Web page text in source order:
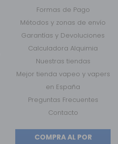
Formas de Pago
Métodos y zonas de envío
Garantías y Devoluciones
Calculadora Alquimia
Nuestras tiendas
Mejor tienda vapeo y vapers
en España
Preguntas Frecuentes
Contacto
COMPRA AL POR